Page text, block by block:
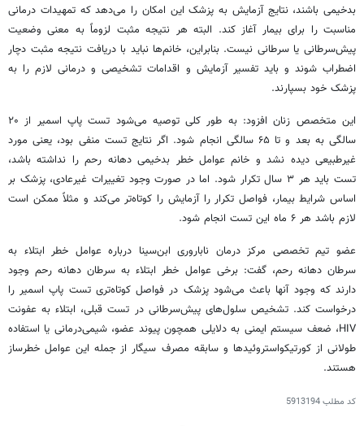
بدخیمی باشند، نتایج آزمایش به پزشک این امکان را می‌دهد که تمهیدات درمانی
مناسبت را برای بیمار آغاز کند. البته هر نتیجه مثبت لزوماً به معنی وضعیت
پیش‌سرطانی یا سرطانی نیست. بنابراین، خانم‌ها نباید با دریافت نتیجه مثبت دچار
اضطراب شوند و باید تفسیر آزمایش و اقدامات تشخیصی و درمانی لازم را به
پزشک خود بسپارند.
این متخصص زنان افزود: به طور کلی توصیه می‌شود تست پاپ اسمیر
از ۲۰
سالگی به بعد و تا ۶۵ سالگی انجام شود. اگر نتایج تست منفی بود، یعنی مورد
غیرطبیعی دیده نشد و خانم عوامل خطر بدخیمی دهانه رحم را نداشته باشد،
تست باید هر ۳ سال تکرار شود. اما در صورت وجود تغییرات غیرعادی، پزشک بر
اساس شرایط بیمار، فواصل تکرار را آزمایش را کوتاه‌تر می‌کند و مثلاً ممکن است
لازم باشد هر ۶ ماه این تست انجام شود.
عضو تیم تخصصی مرکز درمان ناباروری ابن‌سینا درباره عوامل خطر ابتلاء به
سرطان دهانه رحم، گفت: برخی عوامل خطر ابتلاء به سرطان دهانه رحم وجود
دارند که وجود آنها باعث می‌شود پزشک در فواصل کوتاه‌تری تست پاپ اسمیر را
درخواست کند. تشخیص سلول‌های پیش‌سرطانی در تست قبلی، ابتلاء به عفونت
HIV، ضعف سیستم ایمنی به دلایلی همچون پیوند عضو، شیمی‌درمانی یا استفاده
طولانی ازکورتیکواستروئیدها و سابقه مصرف سیگار از جمله این عوامل خطرساز
هستند.
کد مطلب5913194